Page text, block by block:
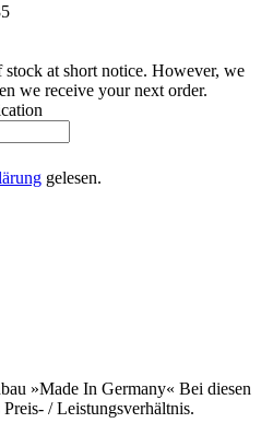
at short notice. However, we
we receive your next order.
gelesen.
»Made In Germany« Bei diesen
/ Leistungsverhältnis.